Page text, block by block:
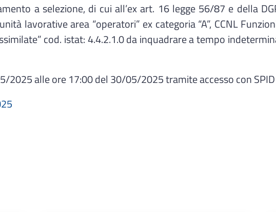
a selezione, di cui all’ex art. 16 legge 56/87 e della
lavorative area “operatori” ex categoria “A”, CCNL
cod. istat: 4.4.2.1.0 da inquadrare a tempo
2025 alle ore 17:00 del 30/05/2025 tramite accesso con